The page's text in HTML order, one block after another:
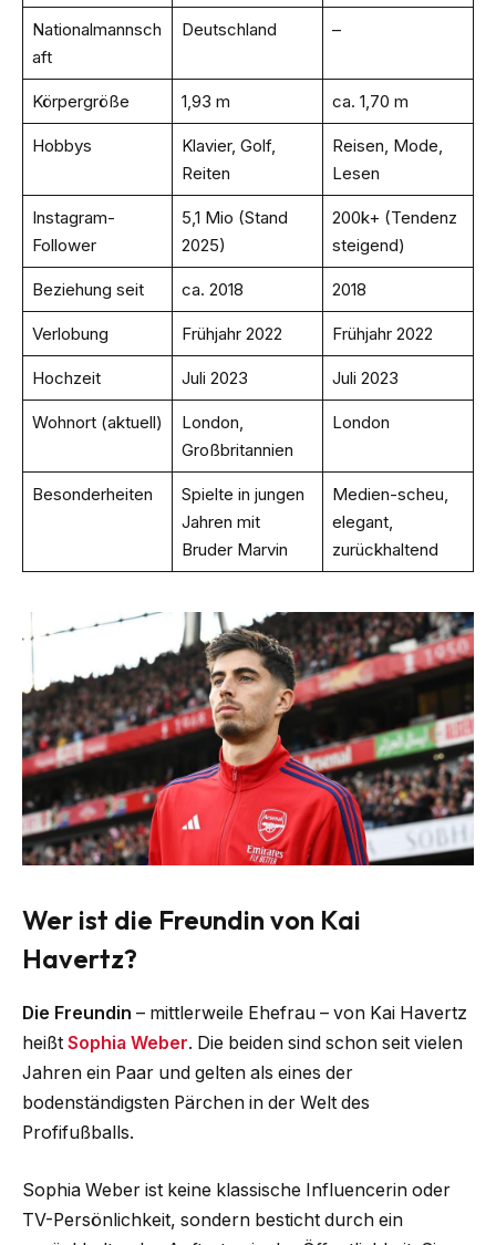
Nationalmannsch
aft
Deutschland –
Körpergröße 1,93 m ca. 1,70 m
Hobbys
Klavier, Golf,
Reiten
Reisen, Mode,
Lesen
Instagram-
Follower
5,1 Mio (Stand
2025)
200k+ (Tendenz
steigend)
Beziehung seit ca. 2018 2018
Verlobung Frühjahr 2022 Frühjahr 2022
Hochzeit Juli 2023 Juli 2023
Wohnort (aktuell)
London,
Großbritannien
London
Besonderheiten
Spielte in jungen
Jahren mit
Bruder Marvin
Medien-scheu,
elegant,
zurückhaltend
Wer ist die Freundin von Kai
Havertz?
Die Freundin – mittlerweile Ehefrau – von Kai Havertz
heißt Sophia Weber. Die beiden sind schon seit vielen
Jahren ein Paar und gelten als eines der
bodenständigsten Pärchen in der Welt des
Profifußballs.
Sophia Weber ist keine klassische Influencerin oder
TV-Persönlichkeit, sondern besticht durch ein